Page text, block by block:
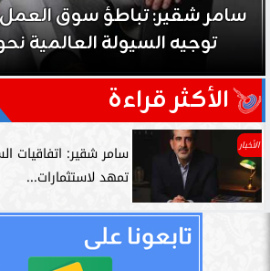
سامر شقير: تباطؤ سوق العمل
توجيه السيولة العالمية
الأكثر قراءة
الأخبار
تمهد لاستثمارات...